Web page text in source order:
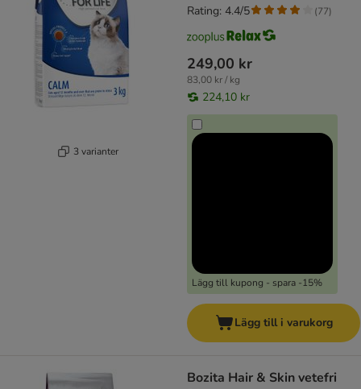
3 varianter
249,00 kr
83,00 kr / kg
224,10 kr
Lägg till kupong - spara -15%
Rating: 4.4/5 (77)
Lägg till i varukorg
Bozita Hair & Skin vetefri